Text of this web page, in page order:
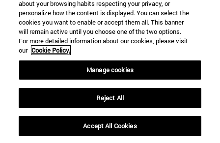
165 W 57th St 10019-2201 Nueva York EE.UU
+1 646 346 8850
Campus Munich (IESE)
Maria-Theresia-Straße 15 81675 Múnich Alemania
+49 89 24209790
Campus Sao Paulo (IESE)
Rua Martiniano de Carvalho, 573 01321001 Bela Vista Brasil
about your browsing habits respecting your privacy, or
personalize how the content is displayed. You can select the
cookies you want to enable or accept them all. This banner
will remain active until you choose one of the two options.
For more detailed information about our cookies, please visit
our Cookie Policy.
Manage cookies
Reject All
Accept All Cookies